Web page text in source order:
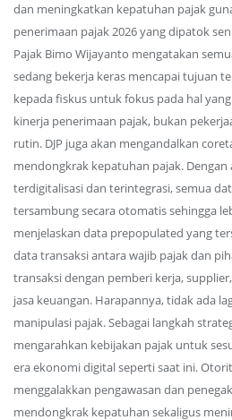
dan meningkatkan kepatuhan pajak
penerimaan pajak 2026 yang dipatok
Pajak Bimo Wijayanto mengatakan
sedang bekerja keras mencapai tujuan
kepada fiskus untuk fokus pada hal
kinerja penerimaan pajak, bukan
rutin. DJP juga akan mengandalkan
mendongkrak kepatuhan pajak. Dengan
terdigitalisasi dan terintegrasi, semua
tersambung secara otomatis sehingga
menjelaskan data prepopulated yang
data transaksi antara wajib pajak dan
transaksi dengan pemberi kerja,
jasa keuangan. Harapannya, tidak ada
manipulasi pajak. Sebagai langkah
mengarahkan kebijakan pajak untuk
era ekonomi digital seperti saat ini.
menggalakkan pengawasan dan
mendongkrak kepatuhan sekaligus